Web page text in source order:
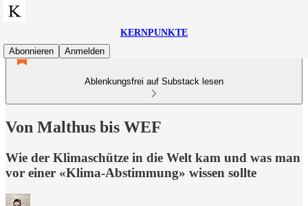
KERNPUNKTE
Abonnieren
Anmelden
Ablenkungsfrei auf Substack lesen
Von Malthus bis WEF
Wie der Klimaschütze in die Welt kam und was man
vor einer «Klima-Abstimmung» wissen sollte